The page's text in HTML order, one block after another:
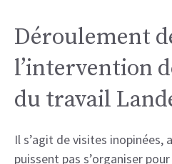
Déroulement
l’intervention
du travail
Il s’agit de visites inopinées,
puissent pas s’organiser